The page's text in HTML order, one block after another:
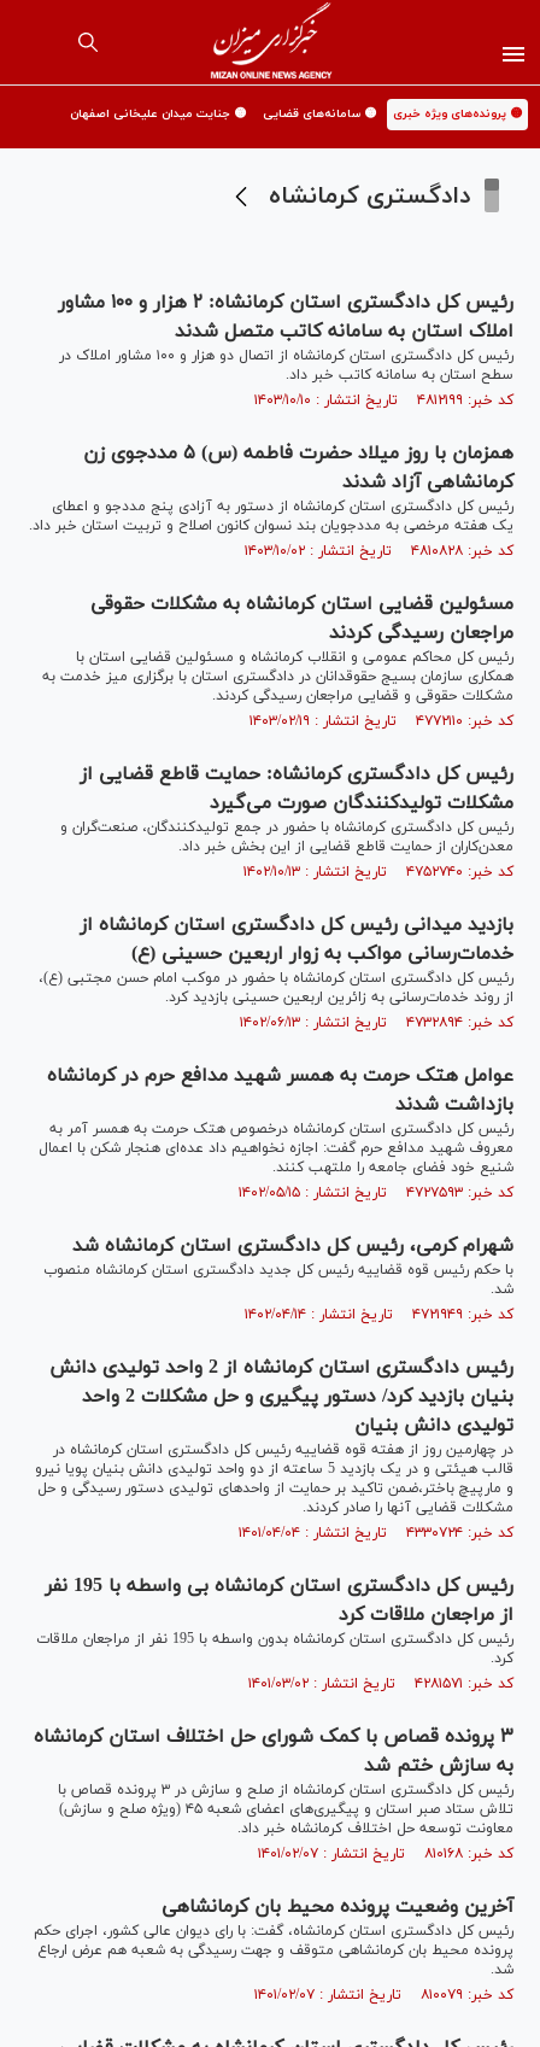
🟡 پرونده‌های ویژه خبری 🟡 سامانه‌های قضایی 🟡 جنایت میدان علیخانی اصفهان
دادگستری کرمانشاه
رئیس کل دادگستری استان کرمانشاه: ۲ هزار و ۱۰۰ مشاور
املاک استان به سامانه کاتب متصل شدند
رئیس کل دادگستری استان کرمانشاه از اتصال دو هزار و ۱۰۰ مشاور املاک در
سطح استان به سامانه کاتب خبر داد.
کد خبر: ۴۸۱۲۱۹۹ تاریخ انتشار : ۱۴۰۳/۱۰/۱۰
همزمان با روز میلاد حضرت فاطمه (س) ۵ مددجوی زن
کرمانشاهی آزاد شدند
رئیس کل دادگستری استان کرمانشاه از دستور به آزادی پنج مددجو و اعطای
یک هفته مرخصی به مددجویان بند نسوان کانون اصلاح و تربیت استان خبر داد.
کد خبر: ۴۸۱۰۸۲۸ تاریخ انتشار : ۱۴۰۳/۱۰/۰۲
مسئولین قضایی استان کرمانشاه به مشکلات حقوقی
مراجعان رسیدگی کردند
رئیس کل محاکم عمومی و انقلاب کرمانشاه و مسئولین قضایی استان با
همکاری سازمان بسیج حقوقدانان در دادگستری استان با برگزاری میز خدمت به
مشکلات حقوقی و قضایی مراجعان رسیدگی کردند.
کد خبر: ۴۷۷۲۱۱۰ تاریخ انتشار : ۱۴۰۳/۰۲/۱۹
رئیس کل دادگستری کرمانشاه: حمایت قاطع قضایی از
مشکلات تولیدکنندگان صورت می‌گیرد
رئیس کل دادگستری کرمانشاه با حضور در جمع تولیدکنندگان، صنعت‌گران و
معدن‌کاران از حمایت قاطع قضایی از این بخش خبر داد.
کد خبر: ۴۷۵۲۷۴۰ تاریخ انتشار : ۱۴۰۲/۱۰/۱۳
بازدید میدانی رئیس کل دادگستری استان کرمانشاه از
خدمات‌رسانی مواکب به زوار اربعین حسینی (ع)
رئیس کل دادگستری استان کرمانشاه با حضور در موکب امام حسن مجتبی (ع)،
از روند خدمات‌رسانی به زائرین اربعین حسینی بازدید کرد.
کد خبر: ۴۷۳۲۸۹۴ تاریخ انتشار : ۱۴۰۲/۰۶/۱۳
عوامل هتک حرمت به همسر شهید مدافع حرم در کرمانشاه
بازداشت شدند
رئیس کل دادگستری استان کرمانشاه درخصوص هتک حرمت به همسر آمر به
معروف شهید مدافع حرم گفت: اجازه نخواهیم داد عده‌ای هنجار شکن با اعمال
شنیع خود فضای جامعه را ملتهب کنند.
کد خبر: ۴۷۲۷۵۹۳ تاریخ انتشار : ۱۴۰۲/۰۵/۱۵
شهرام کرمی، رئیس کل دادگستری استان کرمانشاه شد
با حکم رئیس قوه قضاییه رئیس کل جدید دادگستری استان کرمانشاه منصوب
شد.
کد خبر: ۴۷۲۱۹۴۹ تاریخ انتشار : ۱۴۰۲/۰۴/۱۴
رئیس دادگستری استان کرمانشاه از 2 واحد تولیدی دانش
بنیان بازدید کرد/ دستور پیگیری و حل مشکلات 2 واحد
تولیدی دانش بنیان
در چهارمین روز از هفته قوه قضاییه رئیس کل دادگستری استان کرمانشاه در
قالب هیئتی و در یک بازدید 5 ساعته از دو واحد تولیدی دانش بنیان پویا نیرو
و مارپیچ باختر،ضمن تاکید بر حمایت از واحدهای تولیدی دستور رسیدگی و حل
مشکلات قضایی آنها را صادر کردند.
کد خبر: ۴۳۳۰۷۲۴ تاریخ انتشار : ۱۴۰۱/۰۴/۰۴
رئیس کل دادگستری استان کرمانشاه بی واسطه با 195 نفر
از مراجعان ملاقات کرد
رئیس کل دادگستری استان کرمانشاه بدون واسطه با 195 نفر از مراجعان ملاقات
کرد.
کد خبر: ۴۲۸۱۵۷۱ تاریخ انتشار : ۱۴۰۱/۰۳/۰۲
۳ پرونده قصاص با کمک شورای حل اختلاف استان کرمانشاه
به سازش ختم شد
رئیس کل دادگستری استان کرمانشاه از صلح و سازش در ۳ پرونده قصاص با
تلاش ستاد صبر استان و پیگیری‌های اعضای شعبه ۴۵ (ویژه صلح و سازش)
معاونت توسعه حل اختلاف کرمانشاه خبر داد.
کد خبر: ۸۱۰۱۶۸ تاریخ انتشار : ۱۴۰۱/۰۲/۰۷
آخرین وضعیت پرونده محیط بان کرمانشاهی
رئیس کل دادگستری استان کرمانشاه، گفت: با رای دیوان عالی کشور، اجرای حکم
پرونده محیط بان کرمانشاهی متوقف و جهت رسیدگی به شعبه هم عرض ارجاع
شد.
کد خبر: ۸۱۰۰۷۹ تاریخ انتشار : ۱۴۰۱/۰۲/۰۷